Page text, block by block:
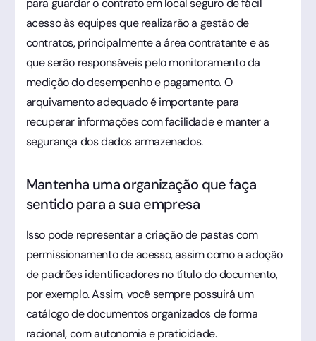
para guardar o contrato em local seguro de fácil
acesso às equipes que realizarão a gestão de
contratos, principalmente a área contratante e as
que serão responsáveis pelo monitoramento da
medição do desempenho e pagamento. O
arquivamento adequado é importante para
recuperar informações com facilidade e manter a
segurança dos dados armazenados.
Mantenha uma organização que faça
sentido para a sua empresa
Isso pode representar a criação de pastas com
permissionamento de acesso, assim como a adoção
de padrões identificadores no título do documento,
por exemplo. Assim, você sempre possuirá um
catálogo de documentos organizados de forma
racional, com autonomia e praticidade.